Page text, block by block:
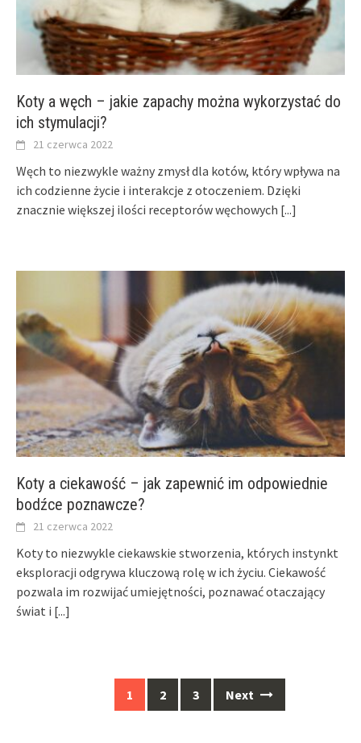
Koty a węch – jakie zapachy można wykorzystać do
ich stymulacji?
21 czerwca 2022
Węch to niezwykle ważny zmysł dla kotów, który wpływa na
ich codzienne życie i interakcje z otoczeniem. Dzięki
znacznie większej ilości receptorów węchowych [...]
Koty a ciekawość – jak zapewnić im odpowiednie
bodźce poznawcze?
21 czerwca 2022
Koty to niezwykle ciekawskie stworzenia, których instynkt
eksploracji odgrywa kluczową rolę w ich życiu. Ciekawość
pozwala im rozwijać umiejętności, poznawać otaczający
świat i [...]
1 2 3 Next